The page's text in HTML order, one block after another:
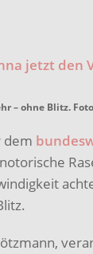
– ohne Blitz.
dem